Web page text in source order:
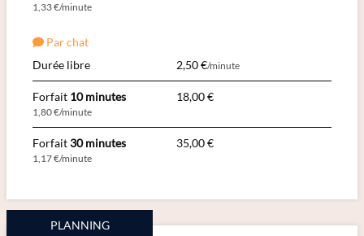
1,33 €/minute
Par chat
Durée libre
2,50 €/minute
Forfait 10 minutes
1,80 €/minute
18,00 €
Forfait30 minutes
1,17 €/minute
35,00 €
PLANNING